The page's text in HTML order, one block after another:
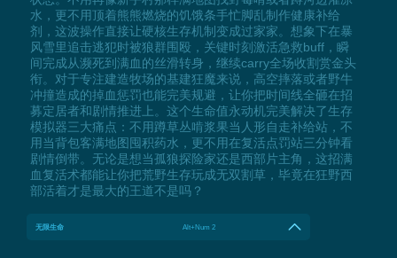
水，更不用顶着熊熊燃烧的饥饿条手忙脚乱制作健康补给
剂，这波操作直接让硬核生存机制变成过家家。想象下在暴
风雪里追击逃犯时被狼群围殴，关键时刻激活急救buff，瞬
间完成从濒死到满血的丝滑转身，继续carry全场收割赏金头
衔。对于专注建造牧场的基建狂魔来说，高空摔落或者野牛
冲撞造成的掉血惩罚也能完美规避，让你把时间线全砸在招
募定居者和剧情推进上。这个生命值永动机完美解决了生存
模拟器三大痛点：不用蹲草丛啃浆果当人形自走补给站，不
用当背包客满地图囤积药水，更不用在复活点罚站三分钟看
剧情倒带。无论是想当孤狼探险家还是西部片主角，这招满
血复活术都能让你把荒野生存玩成无双割草，毕竟在狂野西
部活着才是最大的王道不是吗？
无限生命 Alt+Num 2